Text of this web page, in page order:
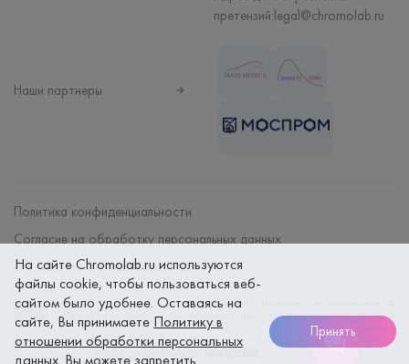
претензий:legal@chromolab.ru
Наши партнеры
Политика конфиденциальности
Согласие на обработку персональных данных
Договор на оказание мед. услуг
Безопасность платежей гарантируется использованием SSL
протокола. Данные вашей банковской карты надежно защищены при
оплате онлайн
Сайт разработанmegaBit
На сайте Chromolab.ru используются
файлы cookie, чтобы пользоваться веб-
сайтом было удобнее. Оставаясь на
сайте, Вы принимаете Политику в
отношении обработки персональных
данных . Вы можете запретить
Принять